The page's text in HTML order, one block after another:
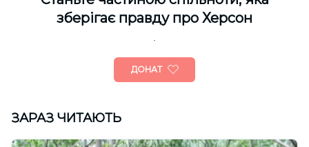
зберігає правду про Херсон
ДОНАТ
ЗАРАЗ ЧИТАЮТЬ